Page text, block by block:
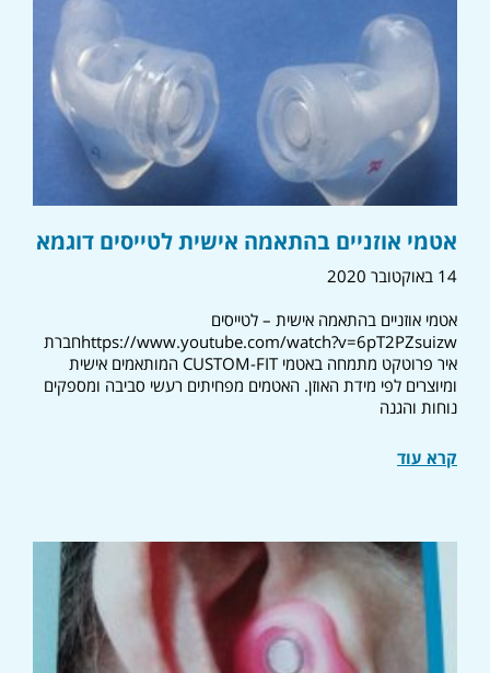
אטמי אוזניים בהתאמה אישית לטייסים דוגמא
14 באוקטובר 2020
אטמי אוזניים בהתאמה אישית – לטייסים
https://www.youtube.com/watch?v=6pT2PZsuizwחברת
איר פרוטקט מתמחה באטמי CUSTOM-FIT המותאמים אישית
ומיוצרים לפי מידת האוזן. האטמים מפחיתים רעשי סביבה ומספקים
נוחות והגנה
קרא עוד